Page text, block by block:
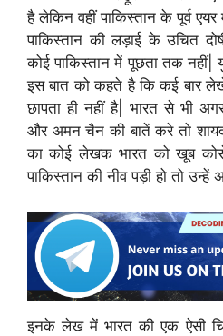
है लेकिन वहीं पाकिस्तान के पूर्व एयर
पाकिस्तान की लड़ाई के उचित
कोई पाकिस्तान में पूछता तक नहीं|
इस बात को कहते है कि कई बार
छापता ही नहीं है| भारत से भी
और अमन चैन की बातें करे तो
का कोई लेखक भारत को खूब कोसे
पाकिस्तान की नीव पड़ी हो तो उन्हें
इनके लेख में भारत की एक ऐसी